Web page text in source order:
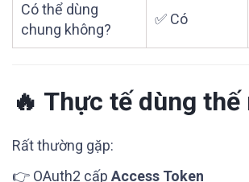
Có thể dùng
chung không?
✅ Có
🔥 Thực tế dùng thế
Rất thường gặp:
👉 OAuth2 cấp Access Token